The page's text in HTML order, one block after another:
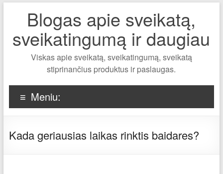
Blogas apie sveikatą,
sveikatingumą ir daugiau
Viskas apie sveikatą, sveikatingumą, sveikatą
stiprinančius produktus ir paslaugas.
Meniu:
Kada geriausias laikas rinktis baidares?